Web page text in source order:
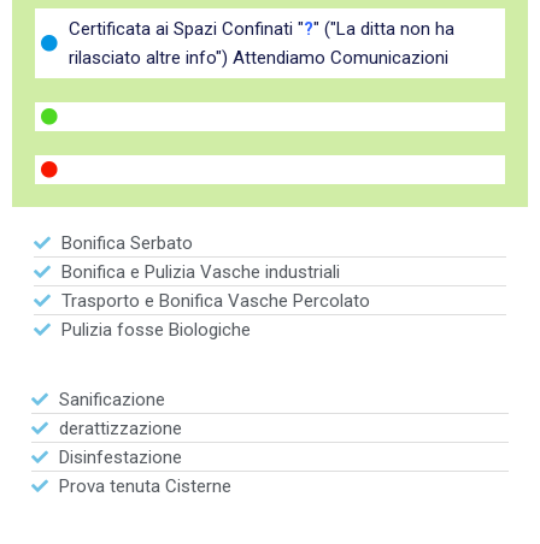
Certificata ai Spazi Confinati "?" ("La ditta non ha
rilasciato altre info") Attendiamo Comunicazioni
Bonifica Serbato
Bonifica e Pulizia Vasche industriali
Trasporto e Bonifica Vasche Percolato
Pulizia fosse Biologiche
Sanificazione
derattizzazione
Disinfestazione
Prova tenuta Cisterne